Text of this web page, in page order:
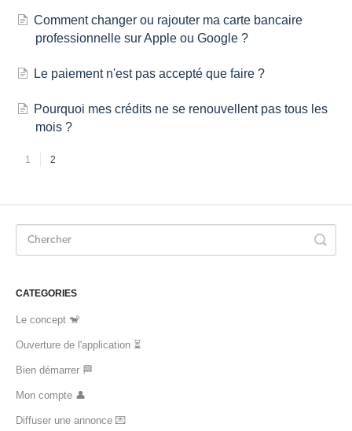
Comment changer ou rajouter ma carte bancaire
professionnelle sur Apple ou Google ?
Le paiement n'est pas accepté que faire ?
Pourquoi mes crédits ne se renouvellent pas tous les
mois ?
1 2
CATEGORIES
Le concept 🐒
Ouverture de l'application ⏳
Bien démarrer 🏁
Mon compte 👤
Diffuser une annonce 💌